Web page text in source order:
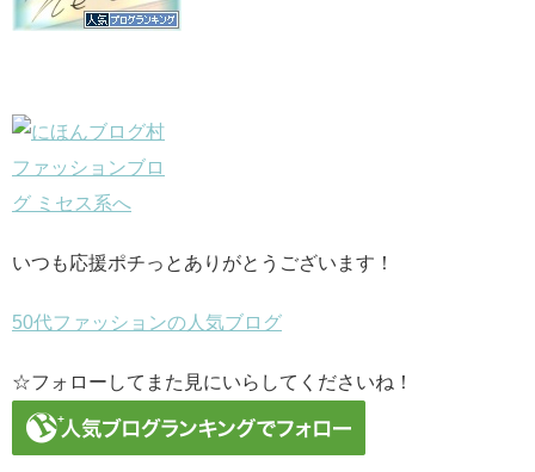
いつも応援ポチっとありがとうございます！
50代ファッションの人気ブログ
☆フォローしてまた見にいらしてくださいね！